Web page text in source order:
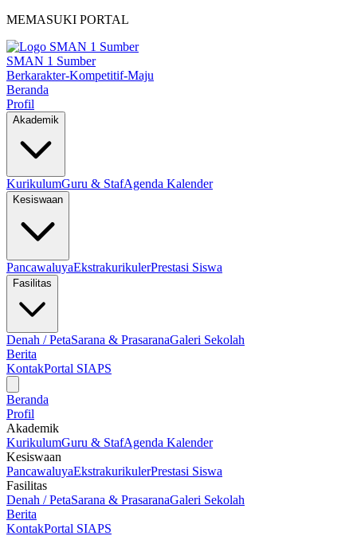
MEMASUKI PORTAL
SMAN 1 Sumber
Berkarakter-Kompetitif-Maju
Beranda
Profil
Akademik
KurikulumGuru & StafAgenda Kalender
Kesiswaan
PancawaluyaEkstrakurikulerPrestasi Siswa
Fasilitas
Denah / PetaSarana & PrasaranaGaleri Sekolah
Berita
KontakPortal SIAPS
Beranda
Profil
Akademik
KurikulumGuru & StafAgenda Kalender
Kesiswaan
PancawaluyaEkstrakurikulerPrestasi Siswa
Fasilitas
Denah / PetaSarana & PrasaranaGaleri Sekolah
Berita
KontakPortal SIAPS